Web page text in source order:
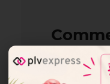
votre
bonne